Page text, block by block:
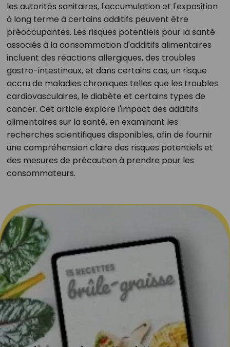
les autorités sanitaires, l'accumulation et l'exposition
à long terme à certains additifs peuvent être
préoccupantes. Les risques potentiels pour la santé
associés à la consommation d'additifs alimentaires
incluent des réactions allergiques, des troubles
gastro-intestinaux, et dans certains cas, un risque
accru de maladies chroniques telles que les troubles
cardiovasculaires, le diabète et certains types de
cancer. Cet article explore l'impact des additifs
alimentaires sur la santé, en examinant les
recherches scientifiques disponibles, afin de fournir
une compréhension claire des risques potentiels et
des mesures de précaution à prendre pour les
consommateurs.